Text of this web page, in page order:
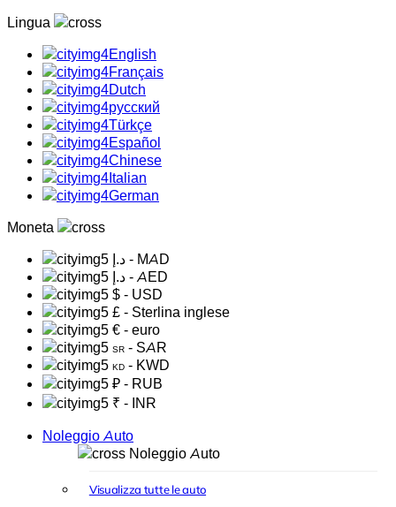
Lingua
English
Français
Dutch
русский
Türkçe
Español
Chinese
Italian
German
Moneta
د.إ - MAD
د.إ - AED
$ - USD
£ - Sterlina inglese
€ - euro
SR - SAR
KD - KWD
₽ - RUB
₹ - INR
Noleggio Auto
Noleggio Auto
Visualizza tutte le auto